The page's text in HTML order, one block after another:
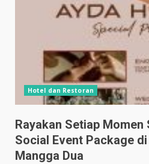
Hotel dan Restoran
Rayakan Setiap Momen
Social Event Package
Mangga Dua